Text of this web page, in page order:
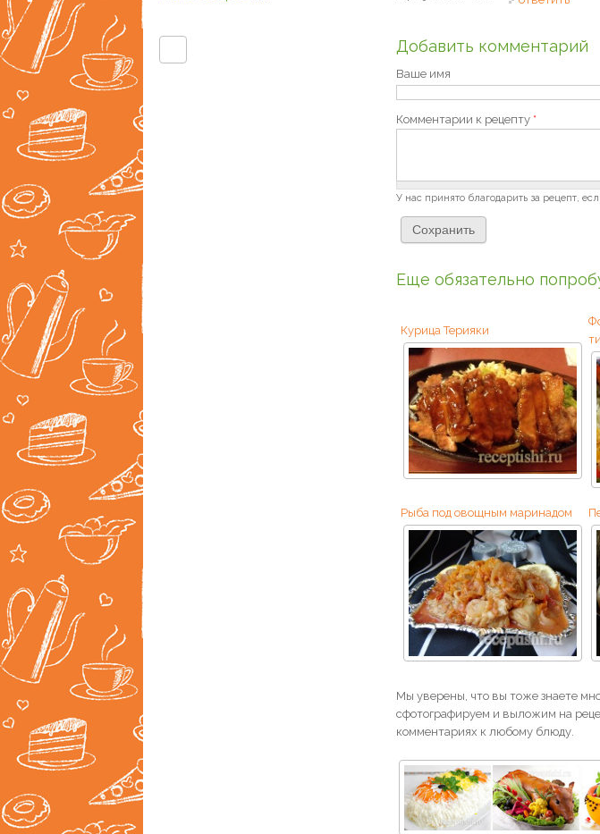
Добавить комментарий
Ваше имя
Комментарии к рецепту *
У нас принято благодарить за рецепт,
Еще обязательно
Курица Терияки
Рыба под овощным маринадом
Мы уверены, что вы тоже знаете
сфотографируем и выложим на
комментариях к любому блюду.